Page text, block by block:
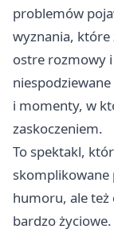
problemów
wyznania, które
ostre rozmowy
niespodziewane
i momenty, w
zaskoczeniem.
To spektakl,
skomplikowane
humoru, ale też
bardzo życiowe.